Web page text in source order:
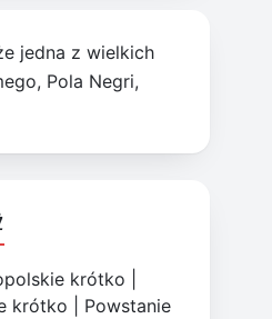
jedna z wielkich
Pola Negri,
krótko
krótko
Powstanie